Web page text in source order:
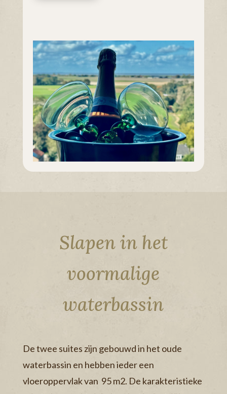
Slapen in het
voormalige
waterbassin
De twee suites zijn gebouwd in het oude
waterbassin en hebben ieder een
vloeroppervlak van 95 m2. De karakteristieke